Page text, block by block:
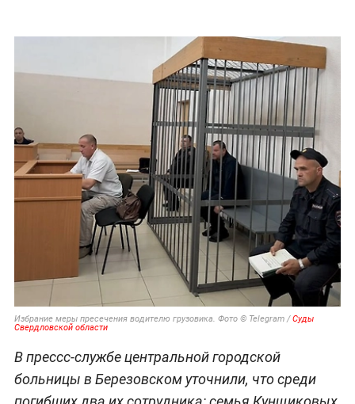
Избрание меры пресечения водителю грузовика. Фото © Telegram /Суды
Свердловской области
В прессс-службе центральной городской
больницы в Березовском уточнили, что среди